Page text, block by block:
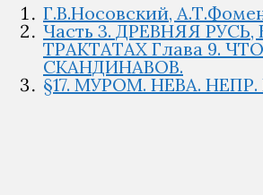
Г.В.Носовский,
Часть 3. ДРЕВНЯЯ
ТРАКТАТАХ Глава 9.
СКАНДИНАВОВ.
§17. МУРОМ. НЕВА.